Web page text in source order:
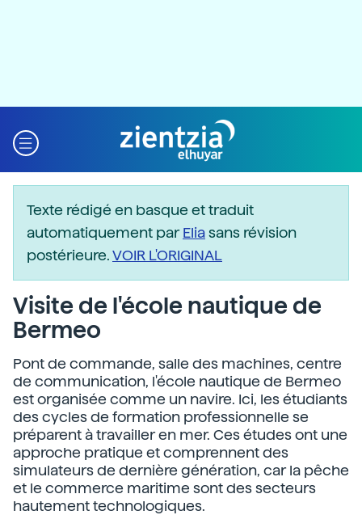
Texte rédigé en basque et traduit
automatiquement parEliasans révision
postérieure.VOIR L'ORIGINAL
Visite de l'école nautique de
Bermeo
Pont de commande, salle des machines, centre
de communication, l'école nautique de Bermeo
est organisée comme un navire. Ici, les étudiants
des cycles de formation professionnelle se
préparent à travailler en mer. Ces études ont une
approche pratique et comprennent des
simulateurs de dernière génération, car la pêche
et le commerce maritime sont des secteurs
hautement technologiques.